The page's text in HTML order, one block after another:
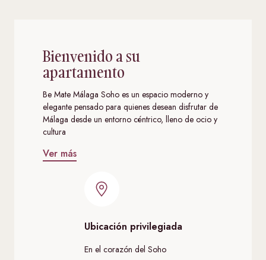
Bienvenido a su
apartamento
Be Mate Málaga Soho es un espacio moderno y
elegante pensado para quienes desean disfrutar de
Málaga desde un entorno céntrico, lleno de ocio y
cultura
Ver más
Ubicación privilegiada
En el corazón del Soho